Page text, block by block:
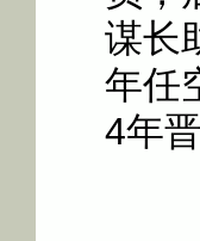
谋长
年任
4年